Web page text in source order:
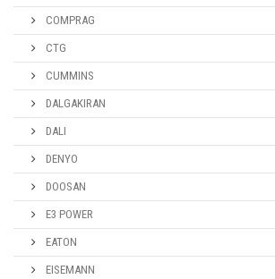
COMPRAG
CTG
CUMMINS
DALGAKIRAN
DALI
DENYO
DOOSAN
E3 POWER
EATON
EISEMANN